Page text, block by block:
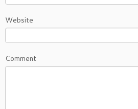
Website
Comment